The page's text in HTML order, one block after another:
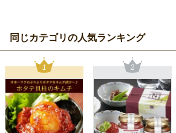
同じカテゴリの人気ランキング